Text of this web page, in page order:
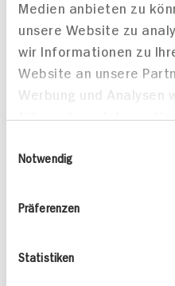
Medien anbieten zu
unsere Website zu
wir Informationen zu
Website an unsere
Werbung und Analysen
bereitgestellt haben
Notwendig
Präferenzen
Statistiken
Alle Rezepte
Valess Gouda Schnitzel